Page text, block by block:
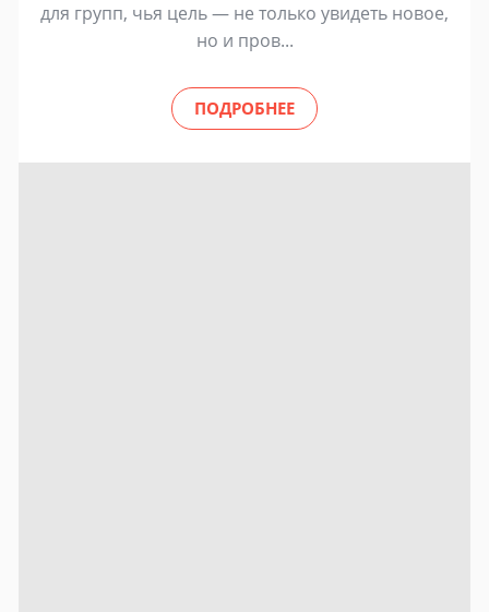
для групп, чья цель — не только увидеть новое,
но и пров...
ПОДРОБНЕЕ